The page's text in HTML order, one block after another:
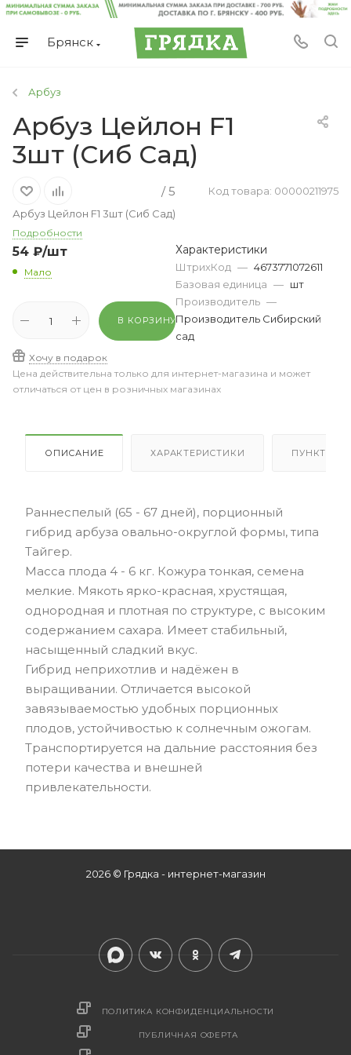
Брянск
Арбуз
Арбуз Цейлон F1
3шт (Сиб Сад)
/ 5
Код товара: 00000211975
Арбуз Цейлон F1 3шт (Сиб Сад)
Подробности
54 ₽/шт
Мало
В КОРЗИНУ
Хочу в подарок
Характеристики
ШтрихКод — 4673771072611
Базовая единица — шт
Производитель —
Производитель Сибирский
сад
Цена действительна только для интернет-магазина и может
отличаться от цен в розничных магазинах
ОПИСАНИЕ ХАРАКТЕРИСТИКИ ПУНКТЫ
Раннеспелый (65 - 67 дней), порционный
гибрид арбуза овально-округлой формы, типа
Тайгер.
Масса плода 4 - 6 кг. Кожура тонкая, семена
мелкие. Мякоть ярко-красная, хрустящая,
однородная и плотная по структуре, с высоким
содержанием сахара. Имеет стабильный,
насыщенный сладкий вкус.
Гибрид неприхотлив и надёжен в
выращивании. Отличается высокой
завязываемостью удобных порционных
плодов, устойчивостью к солнечным ожогам.
Транспортируется на дальние расстояния без
потери качества и внешней
привлекательности.
2026 © Грядка - интернет-магазин
ПОЛИТИКА КОНФИДЕНЦИАЛЬНОСТИ
ПУБЛИЧНАЯ ОФЕРТА